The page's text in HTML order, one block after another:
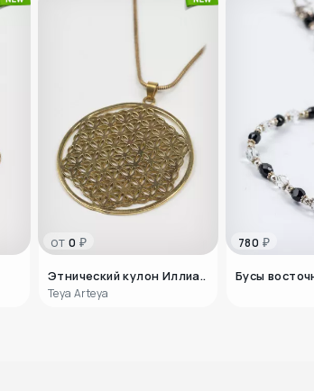
от0 ₽
Этнический кулон Иллиа..
Teya Arteya
780 ₽
Бусы